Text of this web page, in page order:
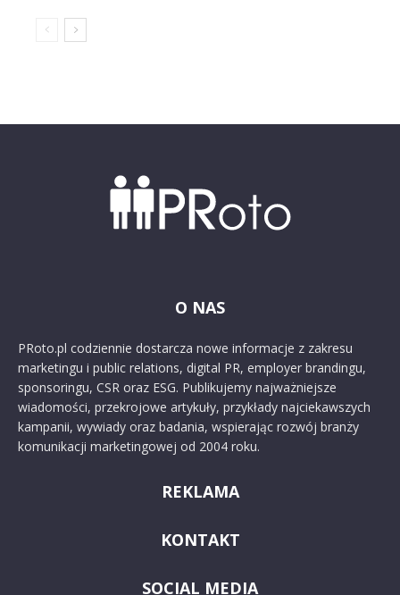
O NAS
PRoto.pl codziennie dostarcza nowe informacje z zakresu
marketingu i public relations, digital PR, employer brandingu,
sponsoringu, CSR oraz ESG. Publikujemy najważniejsze
wiadomości, przekrojowe artykuły, przykłady najciekawszych
kampanii, wywiady oraz badania, wspierając rozwój branży
komunikacji marketingowej od 2004 roku.
REKLAMA
KONTAKT
SOCIAL MEDIA